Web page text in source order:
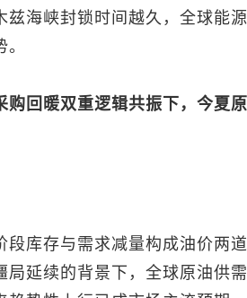
兹海峡封锁时间越久，全球能
购回暖双重逻辑共振下，今夏
段库存与需求减量构成油价两
局延续的背景下，全球原油供